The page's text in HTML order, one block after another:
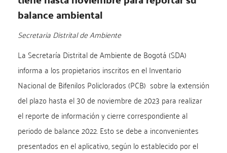
balance ambiental
Secretaria Distrital de Ambiente
La Secretaría Distrital de Ambiente de Bogotá (SDA)
informa a los propietarios inscritos en el Inventario
Nacional de Bifenilos Policlorados (PCB) sobre la extensión
del plazo hasta el 30 de noviembre de 2023 para realizar
el reporte de información y cierre correspondiente al
periodo de balance 2022. Esto se debe a inconvenientes
presentados en el aplicativo, según lo establecido por el